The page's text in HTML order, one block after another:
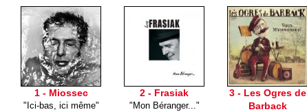
1 - Miossec
"Ici-bas, ici même"
2 - Frasiak
"Mon Béranger..."
3 - Les Ogres de
Barback